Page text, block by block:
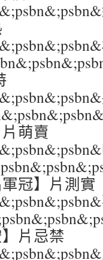
萌賣
冠】片測實
片忌禁